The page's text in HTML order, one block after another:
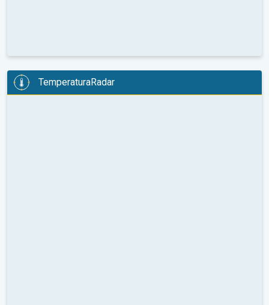
TemperaturaRadar